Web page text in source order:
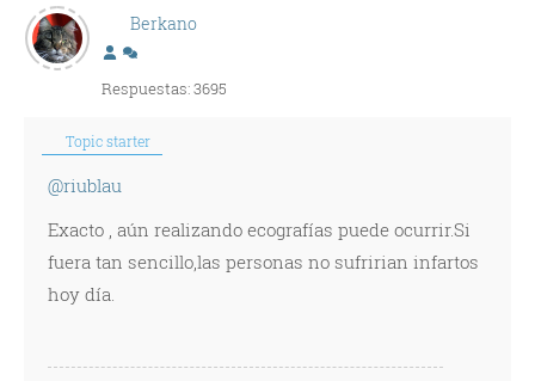
Berkano
Respuestas: 3695
Topic starter
@riublau
Exacto , aún realizando ecografías puede ocurrir.Si
fuera tan sencillo,las personas no sufririan infartos
hoy día.